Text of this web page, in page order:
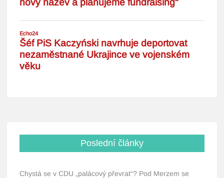
Poslední články
Chystá se v CDU „palácový převrat“? Pod Merzem se